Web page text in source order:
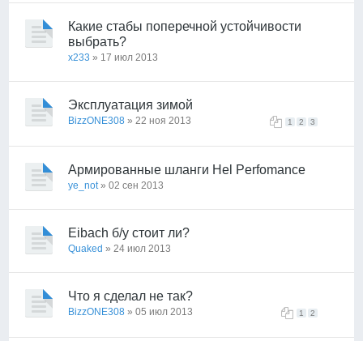
Какие стабы поперечной устойчивости
выбрать?
x233 » 17 июл 2013
Эксплуатация зимой
1 2 3
BizzONE308 » 22 ноя 2013
Армированные шланги Hel Perfomance
ye_not» 02 сен 2013
Eibach б/у стоит ли?
Quaked » 24 июл 2013
Что я сделал не так?
1 2
BizzONE308 » 05 июл 2013